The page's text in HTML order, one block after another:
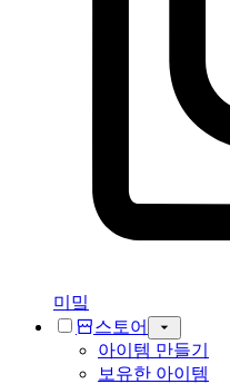
미밐
스토어
아이템 만들기
보유한 아이템